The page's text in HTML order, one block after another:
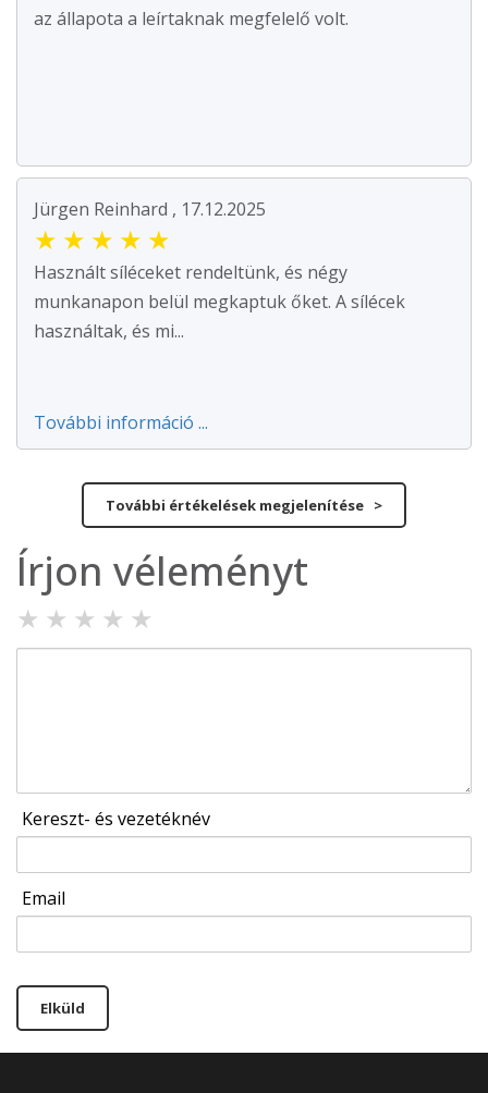
az állapota a leírtaknak megfelelő volt.
Jürgen Reinhard , 17.12.2025
★ ★ ★ ★ ★
Használt síléceket rendeltünk, és négy
munkanapon belül megkaptuk őket. A sílécek
használtak, és mi...
További információ ...
További értékelések megjelenítése >
Írjon véleményt
★ ★ ★ ★ ★
Kereszt- és vezetéknév
Email
Elküld